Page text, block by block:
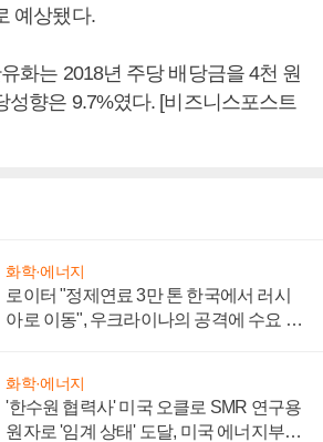
예상됐다.
화는 2018년 주당 배당금을 4천 원
성향은 9.7%였다. [비즈니스포스트
화학·에너지
로이터 "정제연료 3만 톤 한국에서 러시
아로 이동", 우크라이나의 공격에 수요 늘
화학·에너지
'한수원 협력사' 미국 오클로 SMR 연구용
원자로 '임계 상태' 도달, 미국 에너지부